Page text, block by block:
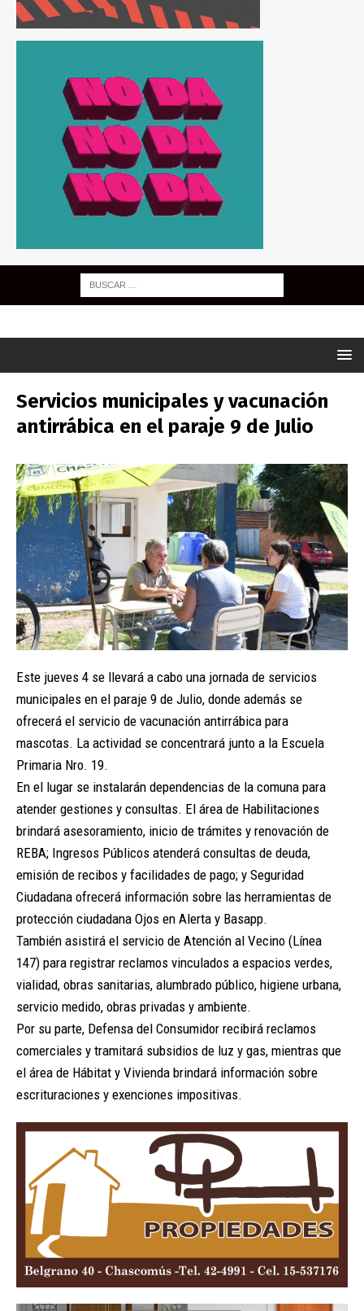
Servicios municipales y vacunación
antirrábica en el paraje 9 de Julio
Este jueves 4 se llevará a cabo una jornada de servicios
municipales en el paraje 9 de Julio, donde además se
ofrecerá el servicio de vacunación antirrábica para
mascotas. La actividad se concentrará junto a la Escuela
Primaria Nro. 19.
En el lugar se instalarán dependencias de la comuna para
atender gestiones y consultas. El área de Habilitaciones
brindará asesoramiento, inicio de trámites y renovación de
REBA; Ingresos Públicos atenderá consultas de deuda,
emisión de recibos y facilidades de pago; y Seguridad
Ciudadana ofrecerá información sobre las herramientas de
protección ciudadana Ojos en Alerta y Basapp.
También asistirá el servicio de Atención al Vecino (Línea
147) para registrar reclamos vinculados a espacios verdes,
vialidad, obras sanitarias, alumbrado público, higiene urbana,
servicio medido, obras privadas y ambiente.
Por su parte, Defensa del Consumidor recibirá reclamos
comerciales y tramitará subsidios de luz y gas, mientras que
el área de Hábitat y Vivienda brindará información sobre
escrituraciones y exenciones impositivas.